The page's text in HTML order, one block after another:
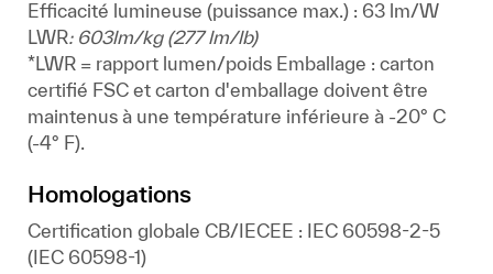
Efficacité lumineuse (puissance max.) : 63 lm/W
LWR: 603lm/kg (277 lm/lb)
*LWR = rapport lumen/poids Emballage : carton
certifié FSC et carton d'emballage doivent être
maintenus à une température inférieure à -20° C
(-4° F).
Homologations
Certification globale CB/IECEE : IEC 60598-2-5
(IEC 60598-1)